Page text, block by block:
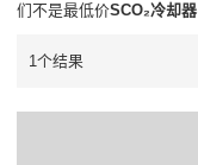
们不是最低价SCO₂冷却器
1个结果